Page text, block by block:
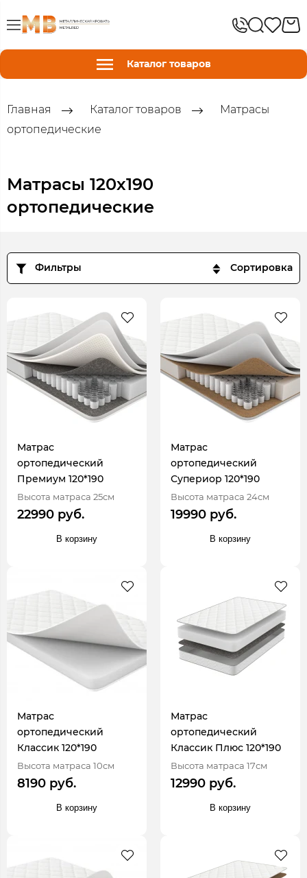
Каталог товаров
Главная Каталог товаров
Матрасы
ортопедические
Матрасы 120х190
ортопедические
Фильтры Сортировка
Матрас
ортопедический
Премиум 120*190
Высота матраса 25см
22990 руб.
В корзину
Матрас
ортопедический
Супериор 120*190
Высота матраса 24см
19990 руб.
В корзину
Матрас
ортопедический
Классик 120*190
Высота матраса 10см
8190 руб.
В корзину
Матрас
ортопедический
Классик Плюс 120*190
Высота матраса 17см
12990 руб.
В корзину